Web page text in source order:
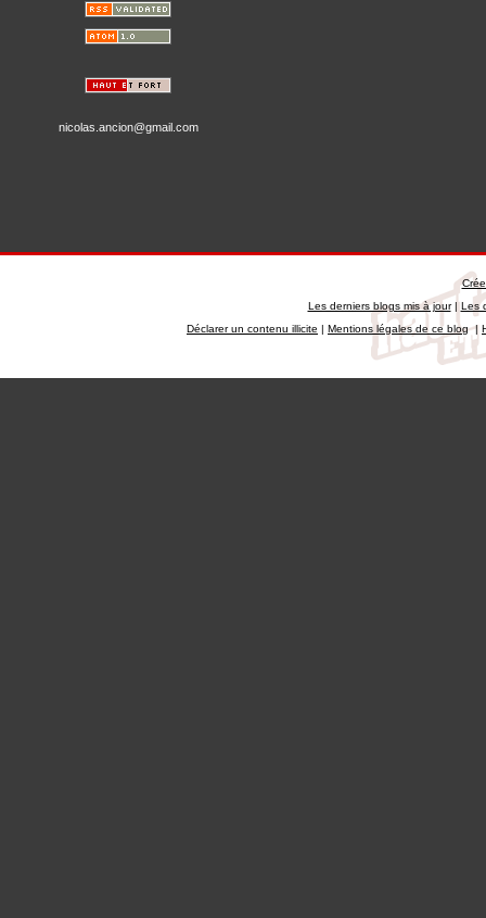
nicolas.ancion@gmail.com
Les derniers blogs mis à jour|Les
Déclarer un contenu illicite | Mentions légales de ce blog|